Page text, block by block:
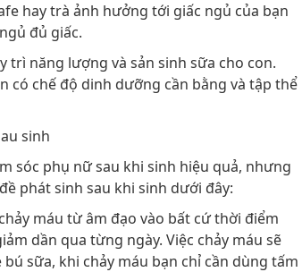
hay trà ảnh hưởng tới giấc ngủ của bạn
đủ giấc.
trì năng lượng và sản sinh sữa cho con.
có chế độ dinh dưỡng cần bằng và tập thể
sinh
sóc phụ nữ sau khi sinh hiệu quả, nhưng
phát sinh sau khi sinh dưới đây:
máu từ âm đạo vào bất cứ thời điểm
dần qua từng ngày. Việc chảy máu sẽ
sữa, khi chảy máu bạn chỉ cần dùng tấm